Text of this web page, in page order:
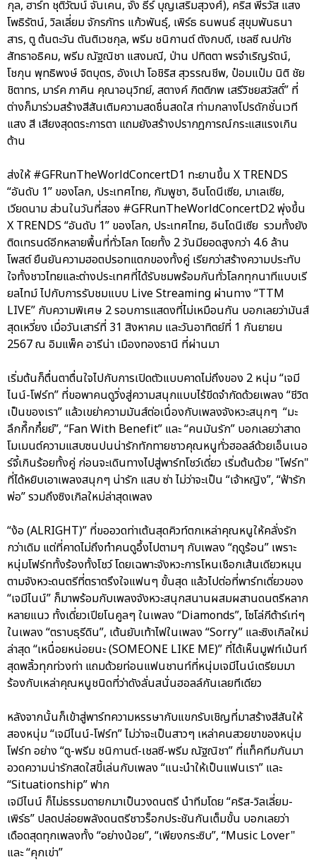
กุล, ฮาร์ท ชุติวัฒน์ จันเคน, จั๋ง ธีร์ บุญเสริมสุวงศ์), คริส พีรวัส แสง
โพธิรัตน์, วิลเลี่ยม จักรภัทร แก้วพันธุ์, เพิร์ธ ธนพนธ์ สุขุมพันธนา
สาร, ตู ต้นตะวัน ตันติเวชกุล, พรีม ชนิกานต์ ตังกบดี, เชลซี ณปภัช
สัทธาอธิคม, พรีม ณัฐณิชา แสงมณี, ป่าน ปทิตตา พรจำเริญรัตน์,
โชกุน พุทธิพงษ์ จิตบุตร, อังเปา โอชิริส สุวรรณชีพ, ป๋อมแป๋ม นิติ ชัย
ชิตาทร, มาร์ค ภาคิน คุณาอนุวิทย์, สตางค์ กิตติภพ เสรีวิชยสวัสดิ์” ที่
ต่างก็มาร่วมสร้างสีสันเติมความสดชื่นสดใส ท่ามกลางโปรดักชั่นเวที
แสง สี เสียงสุดตระการตา แถมยังสร้างปรากฎการณ์กระแสแรงเกิน
ต้าน
ส่งให้ #GFRunTheWorldConcertD1 ทะยานขึ้น X TRENDS
“อันดับ 1” ของโลก, ประเทศไทย, กัมพูชา, อินโดนีเซีย, มาเลเซีย,
เวียดนาม ส่วนในวันที่สอง #GFRunTheWorldConcertD2 พุ่งขึ้น
X TRENDS “อันดับ 1” ของโลก, ประเทศไทย, อินโดนีเซีย รวมทั้งยัง
ติดเทรนด์อีกหลายพื้นที่ทั่วโลก โดยทั้ง 2 วันมียอดสูงกว่า 4.6 ล้าน
โพสต์ ยืนยันความฮอตปรอทแตกของทั้งคู่ เรียกว่าสร้างความประทับ
ใจทั้งชาวไทยและต่างประเทศที่ได้รับชมพร้อมกันทั่วโลกทุกนาทีแบบเรี
ยลไทม์ ไปกับการรับชมแบบ Live Streaming ผ่านทาง “TTM
LIVE” กับความพิเศษ 2 รอบการแสดงที่ไม่เหมือนกัน บอกเลยว่ามันส์
สุดเหวี่ยง เมื่อวันเสาร์ที่ 31 สิงหาคม และวันอาทิตย์ที่ 1 กันยายน
2567 ณ อิมแพ็ค อารีน่า เมืองทองธานี ที่ผ่านมา
เริ่มต้นก็ตื่นตาตื่นใจไปกับการเปิดตัวแบบคาดไม่ถึงของ 2 หนุ่ม “เจมี
ไนน์-โฟร์ท” ที่ขอพาคนดูวิ่งสู่ความสนุกแบบไร้ขีดจำกัดด้วยเพลง “ชีวิต
เป็นของเรา” แล้วเขย่าความมันส์ต่อเนื่องกับเพลงจังหวะสนุกๆ “มะ
ลึกกึ๊กกึ๋ยย์”, “Fan With Benefit” และ “คนมันรัก” บอกเลยว่าสาด
โมเมนต์ความแสบซนปนน่ารักทักทายชาวคุณหนูทั่วฮอลล์ด้วยเอ็นเนอ
ร์จี้เกินร้อยทั้งคู่ ก่อนจะเดินทางไปสู่พาร์ทโชว์เดี่ยว เริ่มต้นด้วย "โฟร์ท"
ที่ได้หยิบเอาเพลงสนุกๆ น่ารัก แสบ ซ่า ไม่ว่าจะเป็น “เจ้าหญิง”, “ฟ้ารัก
พ่อ” รวมถึงซิงเกิลใหม่ล่าสุดเพลง
“ง้อ (ALRIGHT)” ที่ขออวดท่าเต้นสุดคิวท์ตกเหล่าคุณหนูให้คลั่งรัก
กว่าเดิม แต่ที่คาดไม่ถึงทำคนดูอึ้งไปตามๆ กับเพลง “ฤดูร้อน” เพราะ
หนุ่มโฟร์ททั้งร้องทั้งโชว์ โดยเฉพาะจังหวะการโหนเชือกเส้นเดียวหมุน
ตามจังหวะดนตรีที่ตราตรึงใจแฟนๆ ขั้นสุด แล้วไปต่อที่พาร์ทเดี่ยวของ
“เจมีไนน์” ก็มาพร้อมกับเพลงจังหวะสนุกสนานผสมผสานดนตรีหลาก
หลายแนว ทั้งเดี่ยวเปียโนคูลๆ ในเพลง “Diamonds”, โซโล่กีต้าร์เท่ๆ
ในเพลง “ตราบธุรีดิน”, เต้นยับเท้าไฟในเพลง “Sorry” และซิงเกิลใหม่
ล่าสุด “เหนื่อยหน่อยนะ (SOMEONE LIKE ME)” ที่ได้เห็นมูฟท์เม้นท์
สุดพลิ้วทุกท่วงท่า แถมด้วยท่อนแฟนชานท์ที่หนุ่มเจมีไนน์เตรียมมา
ร้องกับเหล่าคุณหนูชนิดที่ว่าดังลั่นสนั่นฮอลล์กันเลยทีเดียว
หลังจากนั้นก็เข้าสู่พาร์ทความหรรษากับแขกรับเชิญที่มาสร้างสีสันให้
สองหนุ่ม “เจมีไนน์-โฟร์ท” ไม่ว่าจะเป็นสาวๆ เหล่าคนสวยขาของหนุ่ม
โฟร์ท อย่าง “ตู-พรีม ชนิกานต์-เชลซี-พรีม ณัฐณิชา” ที่แท็คทีมกันมา
อวดความน่ารักสดใสขี้เล่นกับเพลง “แนะนำให้เป็นแฟนเรา” และ
“Situationship” ฟาก
เจมีไนน์ ก็ไม่ธรรมดายกมาเป็นวงดนตรี นำทีมโดย “คริส-วิลเลี่ยม-
เพิร์ธ” ปลดปล่อยพลังดนตรีชาวร็อกประชันกันเต็มขั้น บอกเลยว่า
เดือดสุดทุกเพลงทั้ง “อย่างน้อย”, “เพียงกระซิบ”, “Music Lover"
และ “คุกเข่า”